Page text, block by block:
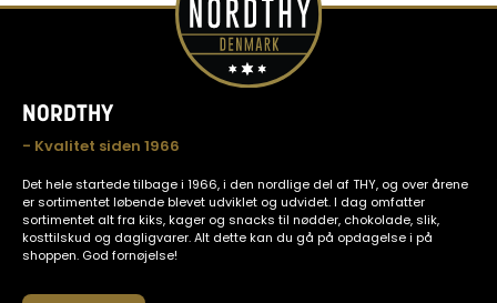
NORDTHY
- Kvalitet siden 1966
Det hele startede tilbage i 1966, i den nordlige del af THY, og over årene
er sortimentet løbende blevet udviklet og udvidet. I dag omfatter
sortimentet alt fra kiks, kager og snacks til nødder, chokolade, slik,
kosttilskud og dagligvarer. Alt dette kan du gå på opdagelse i på
shoppen. God fornøjelse!